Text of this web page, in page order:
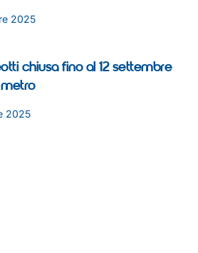
2025
chiusa fino al 12 settembre
2025